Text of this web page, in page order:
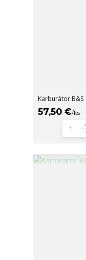
Karburátor
57,50 €/ks